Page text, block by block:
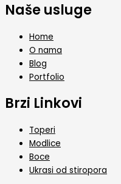
Naše usluge
Home
O nama
Blog
Portfolio
Brzi Linkovi
Toperi
Modlice
Boce
Ukrasi od stiropora